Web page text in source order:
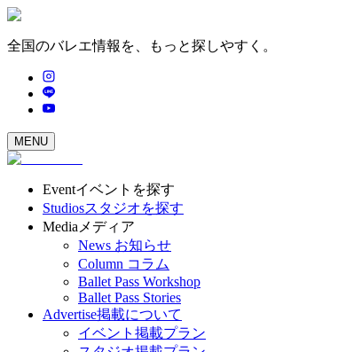
全国のバレエ情報を、もっと探しやすく。
MENU
Eventイベントを探す
Studiosスタジオを探す
Media メディア
News お知らせ
Column コラム
Ballet Pass Workshop
Ballet Pass Stories
Advertise掲載について
イベント掲載プラン